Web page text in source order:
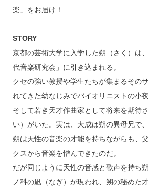
楽」をお届け！
STORY
京都の芸術大学に入学した朔（さく）は
代音楽研究会」に引き込まれる。
クセの強い教授や学生たちが集まるその
れてきた幼なじみでバイオリニストの小夜
そして若き天才作曲家として将来を期待
い）がいた。実は、大成は朔の異母兄で、
朔は天性の音楽の才能を持ちながらも、
クスから音楽を憎んできたのだ。
だが同じように天性の音感と歌声を持ち
ノ科の凪（なぎ）が現われ、朔の秘めた